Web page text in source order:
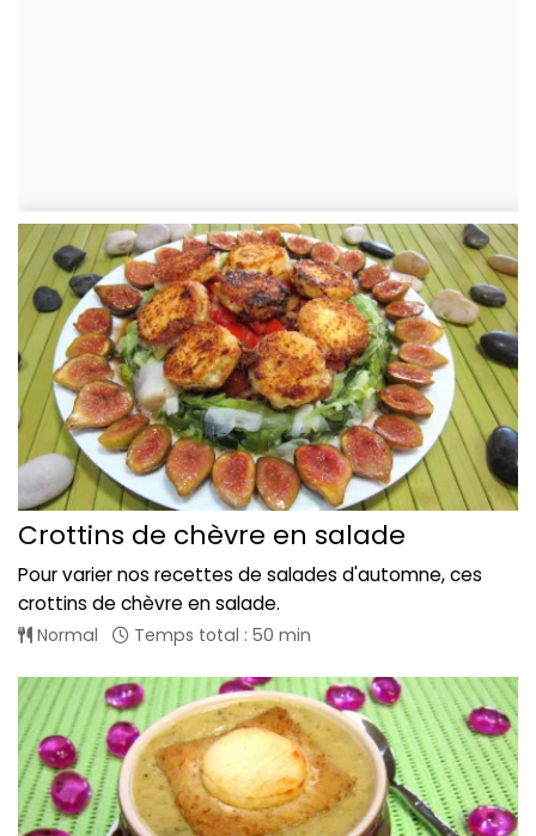
Crottins de chèvre en salade
Pour varier nos recettes de salades d'automne, ces
crottins de chèvre en salade.
Normal Temps total : 50 min